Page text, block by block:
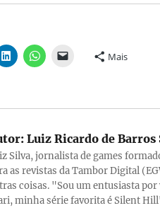
Mais
Luiz Ricardo de Barros
Silva, jornalista de games
as revistas da Tambor Digital
coisas. "Sou um entusiasta por
minha série favorita é Silent